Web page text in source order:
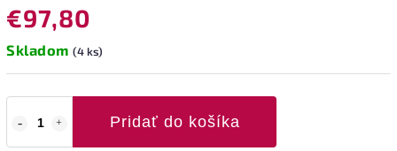
€97,80
Skladom (4 ks)
Pridať do košíka